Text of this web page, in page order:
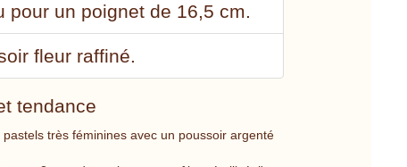
pour un poignet de 16,5 cm.
fleur raffiné.
tendance
très féminines avec un poussoir argenté